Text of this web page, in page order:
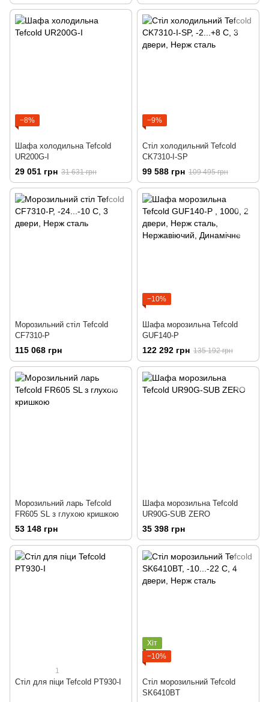
−8%
Шафа холодильна Tefcold
UR200G-I
29 051 грн 31 631 грн
−9%
Стіл холодильний Tefcold
CK7310-I-SP
99 588 грн 109 495 грн
Морозильний стіл Tefcold
CF7310-P
115 068 грн
−10%
Шафа морозильна Tefcold
GUF140-P
122 292 грн 135 192 грн
Морозильний ларь Tefcold
FR605 SL з глухою кришкою
53 148 грн
Шафа морозильна Tefcold
UR90G-SUB ZERO
35 398 грн
1
Стіл для піци Tefcold PT930-I
Хіт
−10%
Стіл морозильний Tefcold
SK6410BT